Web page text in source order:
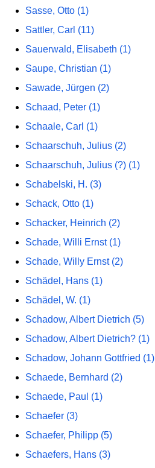
Sasse, Otto (1)
Sattler, Carl (11)
Sauerwald, Elisabeth (1)
Saupe, Christian (1)
Sawade, Jürgen (2)
Schaad, Peter (1)
Schaale, Carl (1)
Schaarschuh, Julius (2)
Schaarschuh, Julius (?) (1)
Schabelski, H. (3)
Schack, Otto (1)
Schacker, Heinrich (2)
Schade, Willi Ernst (1)
Schade, Willy Ernst (2)
Schädel, Hans (1)
Schädel, W. (1)
Schadow, Albert Dietrich (5)
Schadow, Albert Dietrich? (1)
Schadow, Johann Gottfried (1)
Schaede, Bernhard (2)
Schaede, Paul (1)
Schaefer (3)
Schaefer, Philipp (5)
Schaefers, Hans (3)